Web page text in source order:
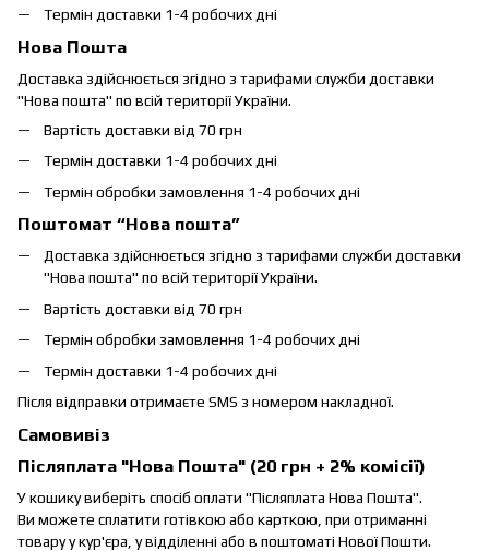
Термін доставки 1-4 робочих дні
Нова Пошта
Доставка здійснюється згідно з тарифами служби доставки
"Нова пошта" по всій території України.
Вартість доставки від 70 грн
Термін доставки 1-4 робочих дні
Термін обробки замовлення 1-4 робочих дні
Поштомат “Нова пошта”
Доставка здійснюється згідно з тарифами служби доставки
"Нова пошта" по всій території України.
Вартість доставки від 70 грн
Термін обробки замовлення 1-4 робочих дні
Термін доставки 1-4 робочих дні
Після відправки отримаєте SMS з номером накладної.
Самовивіз
Післяплата "Нова Пошта" (20 грн + 2% комісії)
У кошику виберіть спосіб оплати "Післяплата Нова Пошта".
Ви можете сплатити готівкою або карткою, при отриманні
товару у кур'єра, у відділенні або в поштоматі Нової Пошти.